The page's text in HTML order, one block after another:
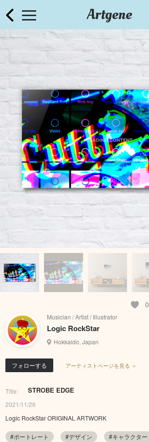
Artgene
0
Musician / Artist / Illustrator
Logic RockStar
Hokkaido, Japan
フォローする アーティストページを見る ＞
Title: STROBE EDGE
2021/11/26
Logic RockStar ORIGINAL ARTWORK
#ポートレート #デザイン #キャラクター